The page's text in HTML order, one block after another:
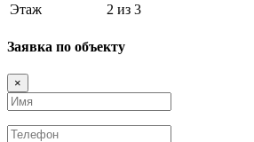
Этаж
2 из 3
Заявка по объекту
×
Имя
Телефон